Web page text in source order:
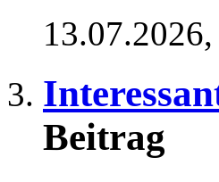
13.07.2026,
Beitrag